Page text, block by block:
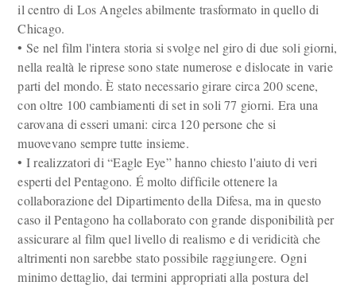
il centro di Los Angeles abilmente trasformato in quello di
Chicago.
• Se nel film l'intera storia si svolge nel giro di due soli giorni,
nella realtà le riprese sono state numerose e dislocate in varie
parti del mondo. È stato necessario girare circa 200 scene,
con oltre 100 cambiamenti di set in soli 77 giorni. Era una
carovana di esseri umani: circa 120 persone che si
muovevano sempre tutte insieme.
• I realizzatori di “Eagle Eye” hanno chiesto l'aiuto di veri
esperti del Pentagono. É molto difficile ottenere la
collaborazione del Dipartimento della Difesa, ma in questo
caso il Pentagono ha collaborato con grande disponibilità per
assicurare al film quel livello di realismo e di veridicità che
altrimenti non sarebbe stato possibile raggiungere. Ogni
minimo dettaglio, dai termini appropriati alla postura del